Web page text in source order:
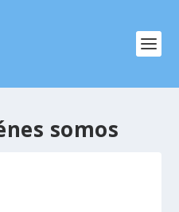
somos